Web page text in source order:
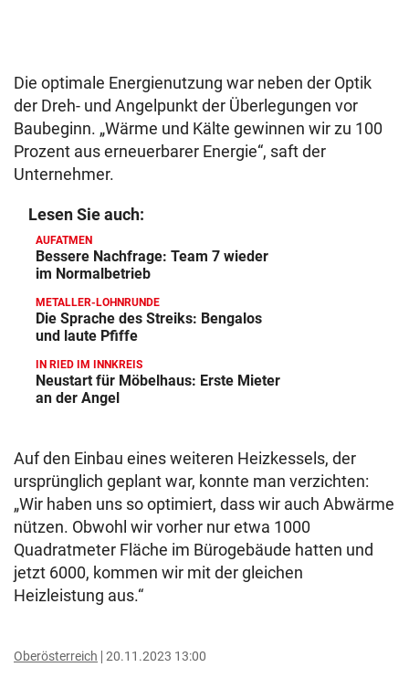
Die optimale Energienutzung war neben der Optik
der Dreh- und Angelpunkt der Überlegungen vor
Baubeginn. „Wärme und Kälte gewinnen wir zu 100
Prozent aus erneuerbarer Energie“, saft der
Unternehmer.
Lesen Sie auch:
AUFATMEN
Bessere Nachfrage: Team 7 wieder
im Normalbetrieb
METALLER-LOHNRUNDE
Die Sprache des Streiks: Bengalos
und laute Pfiffe
IN RIED IM INNKREIS
Neustart für Möbelhaus: Erste Mieter
an der Angel
Auf den Einbau eines weiteren Heizkessels, der
ursprünglich geplant war, konnte man verzichten:
„Wir haben uns so optimiert, dass wir auch Abwärme
nützen. Obwohl wir vorher nur etwa 1000
Quadratmeter Fläche im Bürogebäude hatten und
jetzt 6000, kommen wir mit der gleichen
Heizleistung aus.“
Oberösterreich 20.11.2023 13:00